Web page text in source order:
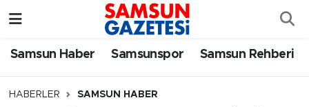
Samsun Haber Samsunspor Samsun Rehberi
HABERLER SAMSUN HABER
Samsun Haber
Samsun Nöbetçi Eczaneler